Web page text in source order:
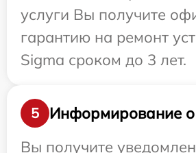
услуги Вы получите
гарантию на ремонт
Sigma сроком до 3 лет.
5
Информирование о
Вы получите